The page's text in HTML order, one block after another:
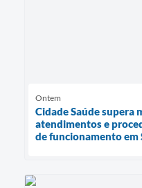
Ontem
Cidade Saúde supera
atendimentos e
de funcionamento em